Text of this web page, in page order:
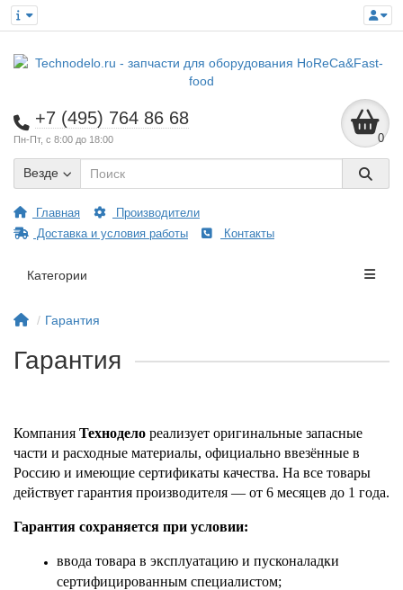
+7 (495) 764 86 68
Пн-Пт, с 8:00 до 18:00 0
Везде
Главная
Производители
Доставка и условия работы
Контакты
Категории
Гарантия
Гарантия
Компания Технодело реализует оригинальные запасные
части и расходные материалы, официально ввезённые в
Россию и имеющие сертификаты качества. На все товары
действует гарантия производителя — от 6 месяцев до 1 года.
Гарантия сохраняется при условии:
ввода товара в эксплуатацию и пусконаладки
сертифицированным специалистом;